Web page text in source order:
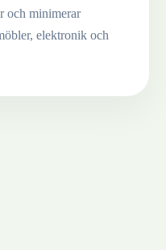
och minimerar
elektronik och